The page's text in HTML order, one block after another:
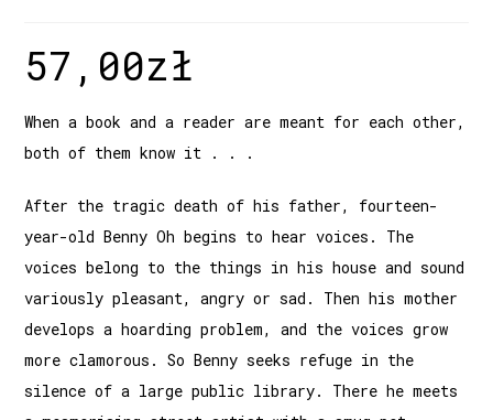
57,00zł
When a book and a reader are meant for each other,
both of them know it . . .
After the tragic death of his father, fourteen-
year-old Benny Oh begins to hear voices. The
voices belong to the things in his house and sound
variously pleasant, angry or sad. Then his mother
develops a hoarding problem, and the voices grow
more clamorous. So Benny seeks refuge in the
silence of a large public library. There he meets